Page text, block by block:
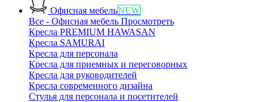
Офисная мебельNEW
Все - Офисная мебель Просмотреть
Кресла PREMIUM HAWASAN
Кресла SAMURAI
Кресла для персонала
Кресла для приемных и переговорных
Кресла для руководителей
Кресла современного дизайна
Стулья для персонала и посетителей